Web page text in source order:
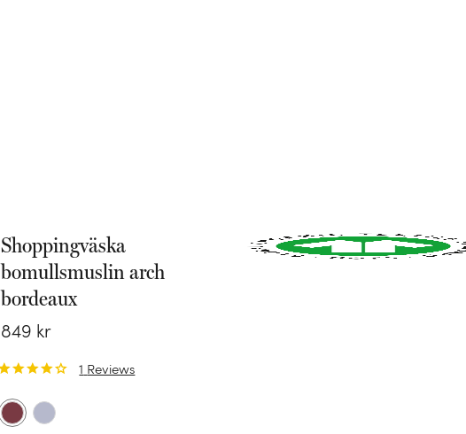
Shoppingväska
bomullsmuslin arch
bordeaux
849 kr
1 Reviews